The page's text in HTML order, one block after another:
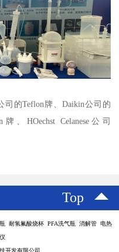
司的Teflon牌、Daikin公司的
、HOechst Celanese公司
Top
耐氢氟酸烧杯 PFA洗气瓶 消解管 电热